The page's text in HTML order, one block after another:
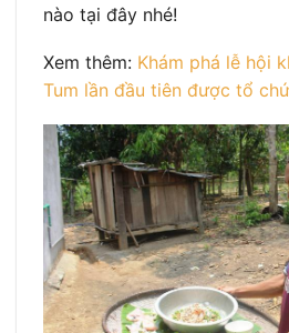
nào tại đây nhé!
Xem thêm: Khám phá lễ hội
Tum lần đầu tiên được tổ